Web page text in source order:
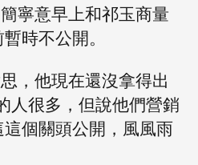
寧意早上和祁玉商量
時不公開。
，他現在還沒拿得出
人很多，但說他們營銷
個關頭公開，風風雨